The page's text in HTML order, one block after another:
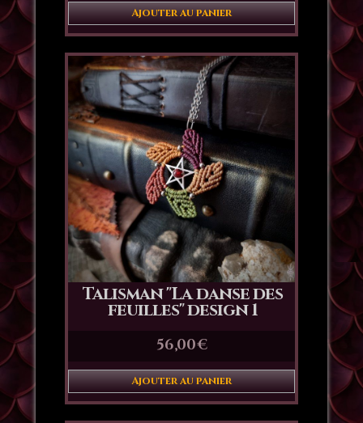
Ajouter au panier
Talisman "La danse des
feuilles" design 1
56,00€
Ajouter au panier